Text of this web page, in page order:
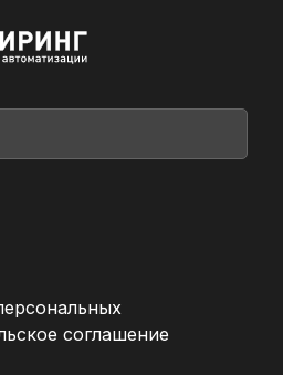
соглашение